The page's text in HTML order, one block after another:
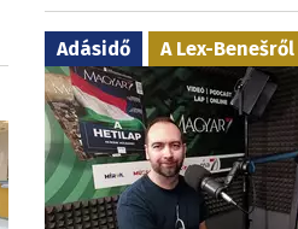
Adásidő A Lex-Benešről